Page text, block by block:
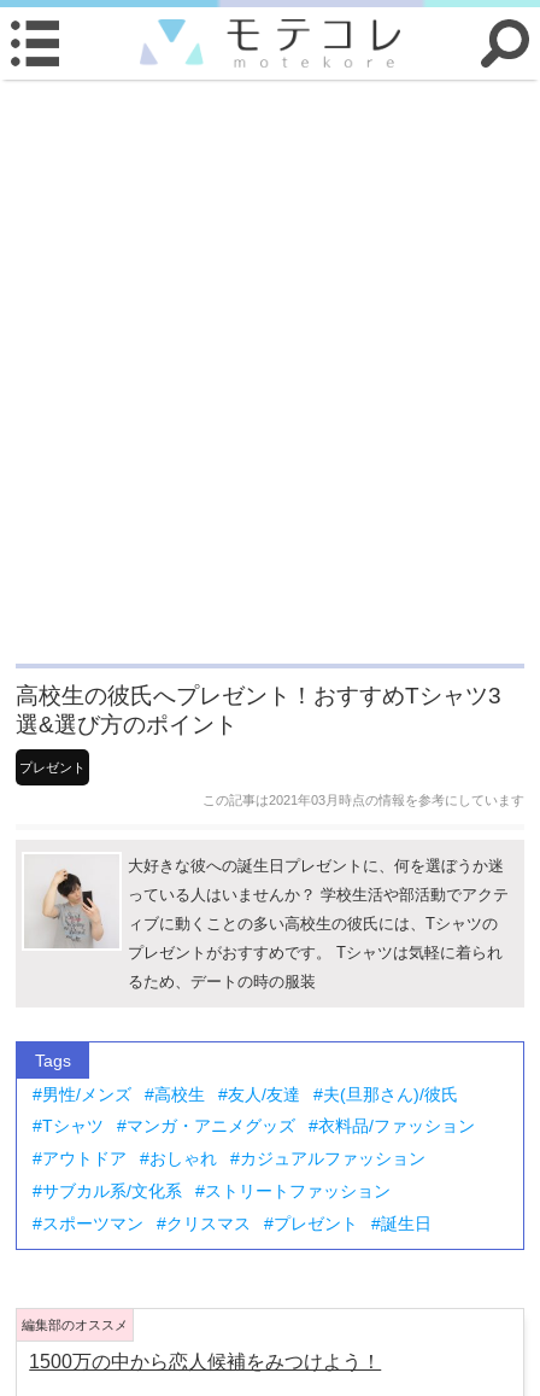
高校生の彼氏へプレゼント！おすすめTシャツ3
選&選び方のポイント
プレゼント
この記事は2021年03月時点の情報を参考にしています
大好きな彼への誕生日プレゼントに、何を選ぼうか迷
っている人はいませんか？ 学校生活や部活動でアクテ
ィブに動くことの多い高校生の彼氏には、Tシャツの
プレゼントがおすすめです。 Tシャツは気軽に着られ
るため、デートの時の服装
Tags
男性/メンズ
高校生 友人/友達
夫(旦那さん)/彼氏
Tシャツ
マンガ・アニメグッズ
衣料品/ファッション
アウトドア
おしゃれ
カジュアルファッション
サブカル系/文化系
ストリートファッション
スポーツマン
クリスマス プレゼント 誕生日
1500万の中から恋人候補をみつけよう！